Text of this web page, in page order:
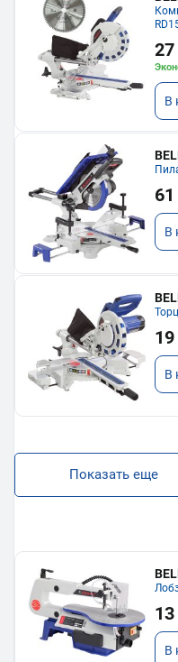
В
В
В
Показать еще
В